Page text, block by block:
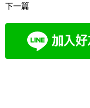
o
k
r
下一篇